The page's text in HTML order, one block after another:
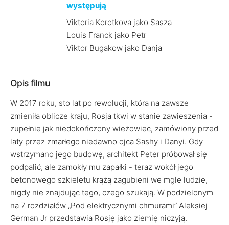
występują
Viktoria Korotkova jako Sasza
Louis Franck jako Petr
Viktor Bugakow jako Danja
Opis filmu
W 2017 roku, sto lat po rewolucji, która na zawsze
zmieniła oblicze kraju, Rosja tkwi w stanie zawieszenia -
zupełnie jak niedokończony wieżowiec, zamówiony przed
laty przez zmarłego niedawno ojca Sashy i Danyi. Gdy
wstrzymano jego budowę, architekt Peter próbował się
podpalić, ale zamokły mu zapałki - teraz wokół jego
betonowego szkieletu krążą zagubieni we mgle ludzie,
nigdy nie znajdując tego, czego szukają. W podzielonym
na 7 rozdziałów „Pod elektrycznymi chmurami” Aleksiej
German Jr przedstawia Rosję jako ziemię niczyją.